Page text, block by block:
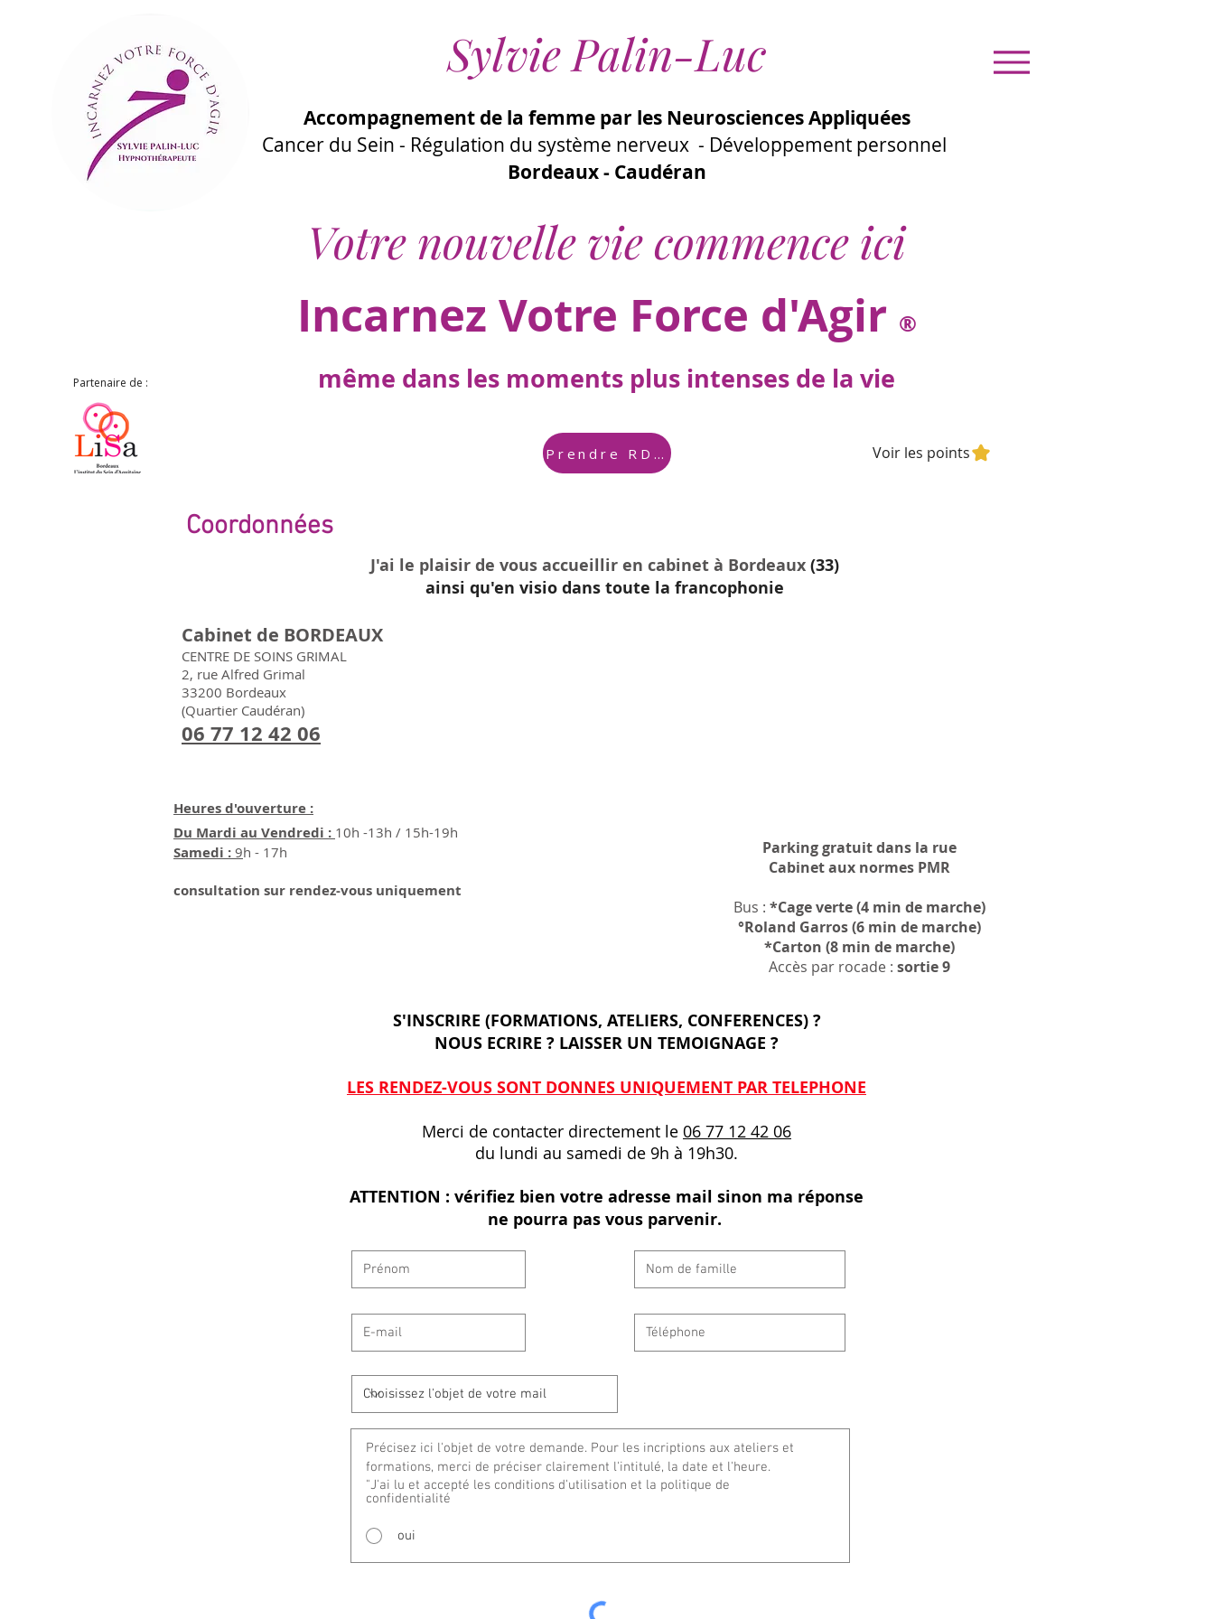
Sylvie Palin-Luc
Accompagnement de la femme par les Neurosciences Appliquées
Cancer du Sein - Régulation du système nerveux - Développement personnel
Bordeaux - Caudéran
Partenaire de :
Votre nouvelle vie commence ici
Incarnez Votre Force d'Agir ®
même dans les moments plus intenses de la vie
Prendre RDV Voir les points
Coordonnées
J'ai le plaisir de vous accueillir en cabinet à Bordeaux(33)
ainsi qu'en visio dans toute la francophonie
Cabinet de BORDEAUX
CENTRE DE SOINS GRIMAL
2, rue Alfred Grimal
33200 Bordeaux
(Quartier Caudéran)
06 77 12 42 06
Heures d'ouverture :
Du Mardi au Vendredi : 10h -13h / 15h-19h
Samedi : 9h - 17h
consultation sur rendez-vous uniquement
Parking gratuitdans la rue
Cabinet aux normes PMR
Bus : *Cage verte (4 min de marche)
°Roland Garros (6 min de marche)
*Carton (8 min de marche)
Accès par rocade : sortie 9
"J'ai lu et accepté les conditions d'utilisation et la politique de
confidentialité
oui
S'INSCRIRE (FORMATIONS, ATELIERS, CONFERENCES) ?
NOUS ECRIRE ? LAISSER UN TEMOIGNAGE ?
LES RENDEZ-VOUS SONT DONNES UNIQUEMENT PAR TELEPHONE
Merci de contacter directement le 06 77 12 42 06
du lundi au samedi de 9h à 19h30.
ATTENTION : vérifiez bien votre adresse mail sinon ma réponse
ne pourra pas vous parvenir.